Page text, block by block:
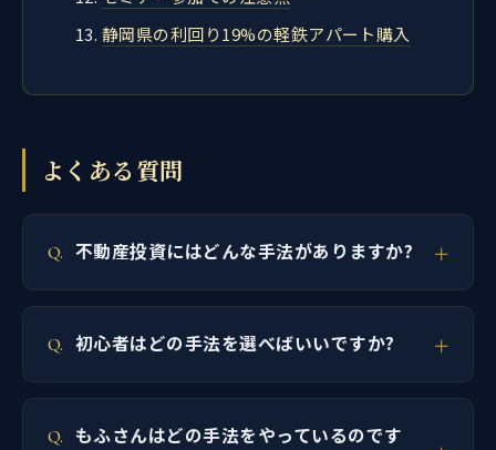
静岡県の利回り19%の軽鉄アパート購入
よくある質問
不動産投資にはどんな手法がありますか?
初心者はどの手法を選べばいいですか?
もふさんはどの手法をやっているのです